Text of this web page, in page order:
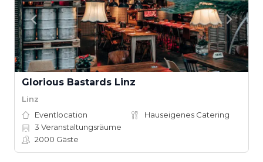
Glorious Bastards Linz
Linz
Eventlocation
Hauseigenes Catering
3 Veranstaltungsräume
2000 Gäste